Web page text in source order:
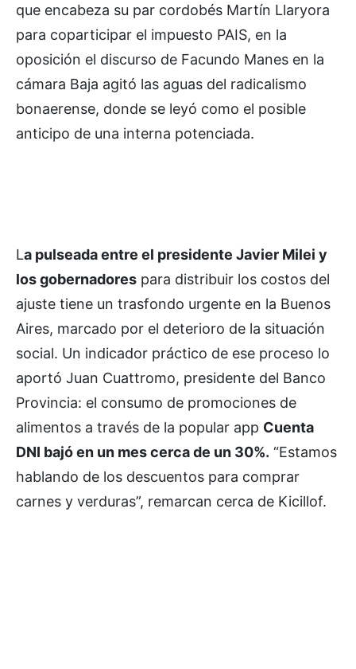
que encabeza su par cordobés Martín Llaryora
para coparticipar el impuesto PAIS, en la
oposición el discurso de Facundo Manes en la
cámara Baja agitó las aguas del radicalismo
bonaerense, donde se leyó como el posible
anticipo de una interna potenciada.
La pulseada entre el presidente Javier Milei y
los gobernadores para distribuir los costos del
ajuste tiene un trasfondo urgente en la Buenos
Aires, marcado por el deterioro de la situación
social. Un indicador práctico de ese proceso lo
aportó Juan Cuattromo, presidente del Banco
Provincia: el consumo de promociones de
alimentos a través de la popular app Cuenta
DNI bajó en un mes cerca de un 30%. “Estamos
hablando de los descuentos para comprar
carnes y verduras”, remarcan cerca de Kicillof.